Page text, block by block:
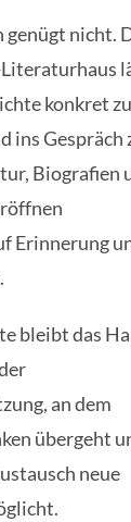
genügt nicht.
konkret zu
ins Gespräch
Biografien
Erinnerung
bleibt das
an dem
übergeht
neue